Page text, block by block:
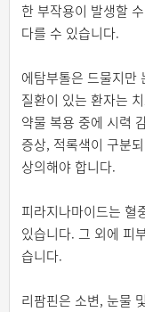
한 부작용이 발생할
다를 수 있습니다.
에탐부톨은 드물지만
질환이 있는 환자는
약물 복용 중에 시력
증상, 적록색이 구분
상의해야 합니다.
피라지나마이드는 혈
있습니다. 그 외에 피
습니다.
리팜핀은 소변, 눈물